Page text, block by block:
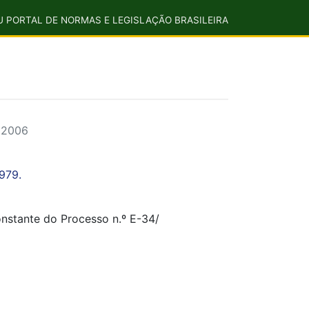
PORTAL DE NORMAS E LEGISLAÇÃO BRASILEIRA
do Processo n.º E-34/